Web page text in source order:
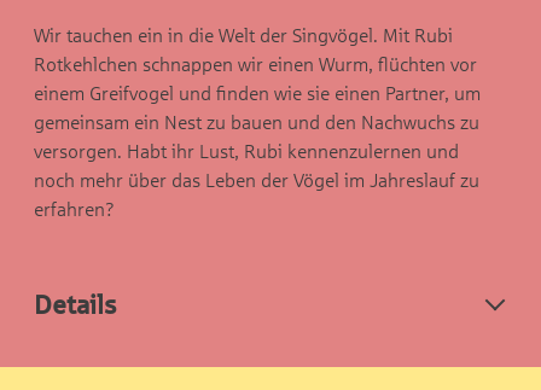
Wir tauchen ein in die Welt der Singvögel. Mit Rubi
Rotkehlchen schnappen wir einen Wurm, flüchten vor
einem Greifvogel und finden wie sie einen Partner, um
gemeinsam ein Nest zu bauen und den Nachwuchs zu
versorgen. Habt ihr Lust, Rubi kennenzulernen und
noch mehr über das Leben der Vögel im Jahreslauf zu
erfahren?
Details